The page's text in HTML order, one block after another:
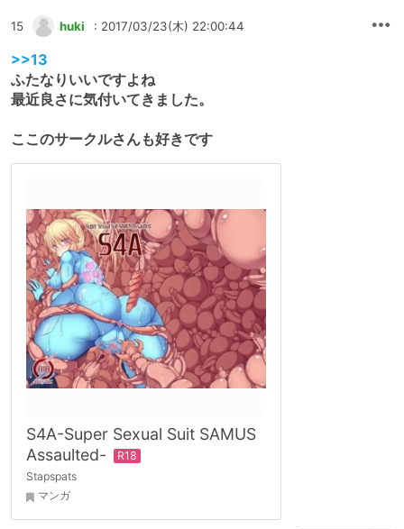
15 huki : 2017/03/23(木) 22:00:44
>>13
ふたなりいいですよね
最近良さに気付いてきました。
ここのサークルさんも好きです
S4A-Super Sexual Suit SAMUS
Assaulted-
Stapspats
マンガ